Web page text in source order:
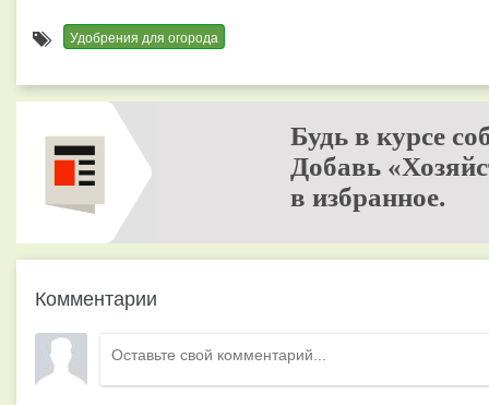
Удобрения для огорода
Будь в курсе
Добавь
в избранное.
Комментарии